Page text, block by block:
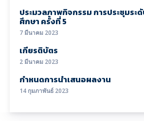
ประมวลภาพกิจกรรม การประชุมระ
ศึกษา ครั้งที่ 5
7 มีนาคม 2023
เกียรติบัตร
2 มีนาคม 2023
กำหนดการนำเสนอผลงาน
14 กุมภาพันธ์ 2023